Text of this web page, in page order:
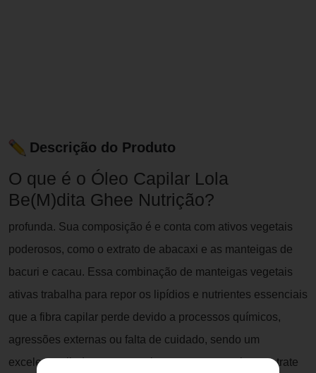
Descrição do Produto
O que é o Óleo Capilar Lola
Be(M)dita Ghee Nutrição?
profunda. Sua composição é e conta com ativos vegetais
poderosos, como o extrato de abacaxi e as manteigas de
bacuri e cacau. Essa combinação de manteigas vegetais
ativas trabalha para repor os lipídios e nutrientes essenciais
que a fibra capilar perde devido a processos químicos,
agressões externas ou falta de cuidado, sendo um
excelente aliado para quem busca um que realmente trate